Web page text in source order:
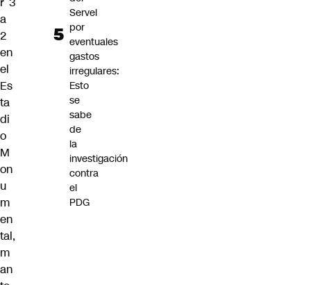
a
2
en
el
Es
ta
di
o
M
on
u
m
en
tal,
m
an
Servel
por
eventuales
gastos
irregulares:
Esto
se
sabe
de
la
investigación
contra
el
PDG